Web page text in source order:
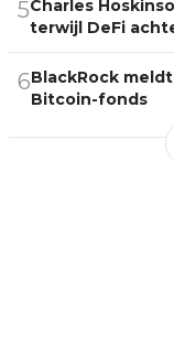
5Charles
terwijl DeFi
6BlackRock
Bitcoin-fonds